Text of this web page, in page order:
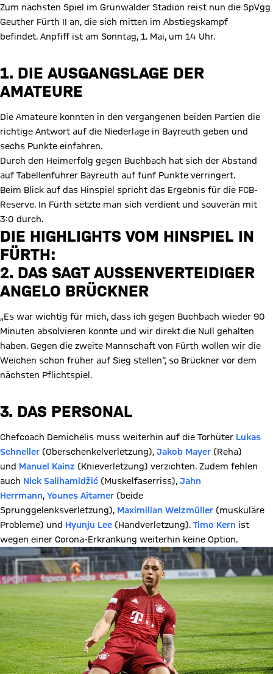
Zum nächsten Spiel im Grünwalder Stadion reist nun die SpVgg
Geuther Fürth II an, die sich mitten im Abstiegskampf
befindet. Anpfiff ist am Sonntag, 1. Mai, um 14 Uhr.
1. DIE AUSGANGSLAGE DER
AMATEURE
Die Amateure konnten in den vergangenen beiden Partien die
richtige Antwort auf die Niederlage in Bayreuth geben und
sechs Punkte einfahren.
Durch den Heimerfolg gegen Buchbach hat sich der Abstand
auf Tabellenführer Bayreuth auf fünf Punkte verringert.
Beim Blick auf das Hinspiel spricht das Ergebnis für die FCB-
Reserve. In Fürth setzte man sich verdient und souverän mit
3:0 durch.
DIE HIGHLIGHTS VOM HINSPIEL IN
FÜRTH:
Video abspielen
2. DAS SAGT AUSSENVERTEIDIGER A
NGELO BRÜCKNER
„Es war wichtig für mich, dass ich gegen Buchbach wieder 90
Minuten absolvieren konnte und wir direkt die Null gehalten
haben. Gegen die zweite Mannschaft von Fürth wollen wir die
Weichen schon früher auf Sieg stellen“, so Brückner vor dem
nächsten Pflichtspiel.
3. DAS PERSONAL
Chefcoach Demichelis muss weiterhin auf die Torhüter Lukas
Schneller (Oberschenkelverletzung), Jakob Mayer (Reha)
und Manuel Kainz (Knieverletzung) verzichten. Zudem fehlen
auch Nick Salihamidžić (Muskelfaserriss), Jahn
Herrmann, Younes Aitamer (beide
Sprunggelenksverletzung), Maximilian Welzmüller (muskuläre
Probleme) und Hyunju Lee (Handverletzung). Timo Kern ist
wegen einer Corona-Erkrankung weiterhin keine Option.